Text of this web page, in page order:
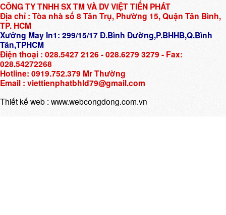
CÔNG TY TNHH SX TM VÀ DV VIỆT TIẾN PHÁT
Địa chỉ : Tòa nhà số 8 Tân Trụ, Phường 15, Quận Tân Bình,
TP. HCM
Xưởng May In1: 299/15/17 Đ.Bình Đường,P.BHHB,Q.Bình
Tân,TPHCM
Điện thoại : 028.5427 2126 - 028.6279 3279 - Fax:
028.54272268
Hotline: 0919.752.379 Mr Thường
Email : viettienphatbhld79@gmail.com
Thiết kế web : www.webcongdong.com.vn